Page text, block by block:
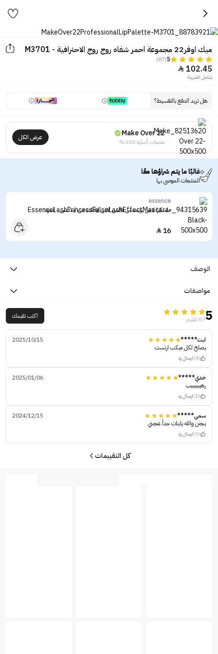
ميك اوفر22 مجموعة احمر شفاه روج روج الاحترافية - M3701
5
(87)
102.45

شامل الضريبة
هل تريد الدفع بالتقسيط؟
Make Over 22
منتجات أصلية 100%
عرض الكل
غالبًا ما يتم شراؤها معًا
المنتجات الموصى بها
essence
ماسكرا لاش برينسس فالس لاش ايفكت من ايسنس - اسود
16

الوصف
مواصفات
587 تقييم اكتب تقيمك
ابت*****
2025/10/15
يصلح لكل ميكب ارتست
(4) ارسال رد
خدي*****
2025/01/06
رهيببببببب
(1) ارسال رد
سمي*****
2024/12/15
يجنن والله يابنات جداً عجبني
(0) ارسال رد
كل التقييمات